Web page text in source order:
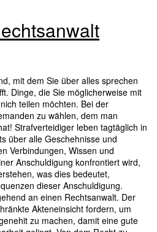
mit dem Sie über alles sprechen
Dinge, die Sie möglicherweise mit
teilen möchten. Bei der
zu wählen, dem man
Strafverteidiger leben tagtäglich in
über alle Geschehnisse und
Verbindungen, Wissen und
Anschuldigung konfrontiert wird,
was dies bedeutet,
dieser Anschuldigung.
an einen Rechtsanwalt. Der
Akteneinsicht fordern, um
zu machen, damit eine gute